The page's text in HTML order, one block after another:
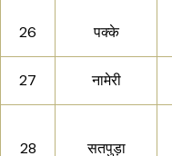
26 पक्के
27 नामेरी
28 सतपुड़ा